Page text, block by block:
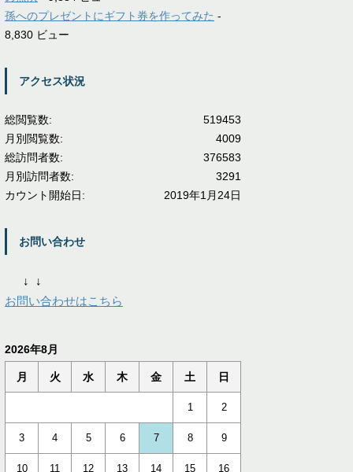
孫へのプレゼントにギフト券を作ってみた -
8,830 ビュー
アクセス状況
519453
総閲覧数:
4009
月別閲覧数:
376583
総訪問者数:
3291
月別訪問者数:
2019年1月24日
カウント開始日:
お問い合わせ
↓
↓
お問い合わせはこちら
2026年8月
月 火 水 木 金 土 日
1 2
3 4 5 6 7 8 9
10 11 12 13 14 15 16